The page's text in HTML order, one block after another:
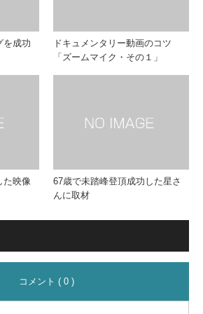
を成功
ドキュメンタリー動画のコツ
「ズームマイク・その１」
た映像
67歳で未踏峰登頂成功した星さ
んに取材
コメント ( 0 )